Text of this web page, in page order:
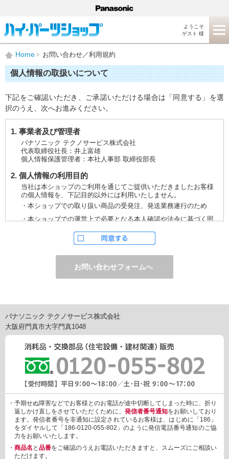
ようこそ
ゲスト 様
Home お問い合わせ／利用規約
個人情報の取扱いについて
下記をご確認いただき、ご承諾いただける場合は「同意する」を選
択のうえ、次へお進みください。
1. 事業者及び管理者
パナソニック テクノサービス株式会社
代表取締役社長：井上富雄
個人情報保護管理者：本社人事部 取締役部長
2. 個人情報の利用目的
当社は本ショップのご利用を通じてご提供いただきましたお客様
の個人情報を、下記目的以外には利用いたしません。
・本ショップでの取り扱い商品の受発注、発送業務遂行のため
・本ショップでの運営上で必要となる本人確認や法令に基づく照
ただし、お申し込みフォーム上でご希望の方のみに、下記サービ
・電子メール、ダイレクトメールなどによる情報のご提供
（1）ご提供情報の分野
・住宅関連設備・建材、家電製品、住まいづくり(新築・リフォー
車載関連商品など
（2）ご提供情報の概要
・商品、サービスに関するご提案
・商品サポート、メンテナンスに関するご提案
・キャンペーン、フェアー、イベントに関する情報ご提供
・アンケート、商品モニターに関する情報ご提供など
3. 個人情報の提供
あらかじめご本人様からご了解いただいている場合や法令で認め
られている場合を除き、個人情報を第三者に提供または開示いた
しません。
しかしながら、お客様がクレジットカード決済をご利用される場
合に限り、カード発行会社が行なう不正利用検知・防止「3Dセキ
ュア2.0」のために、お客様が利用するカード発行会社及び、決済
代行会社：GMOペイメントゲートウェイ（第三者）に、下記の情
報を開示し、本人認証を行います。
・金額など、決済に関する情報
パナソニック テクノサービス株式会社
大阪府門真市大字門真1048
・予期せぬ障害などでお客様とのお電話が途中切断してしまった時に、折り
返しかけ直しをさせていただくために、 発信者番号通知をお願いしており
ます。発信者番号を非通知に設定されているお客様は、はじめに「186」
をダイヤルして「186-0120-055-802」のように発信電話番号通知のご協
力をお願いいたします。
・ 商品名 と 品番をご確認のうえお電話いただきますと、スムーズにご相談い
ただけます。